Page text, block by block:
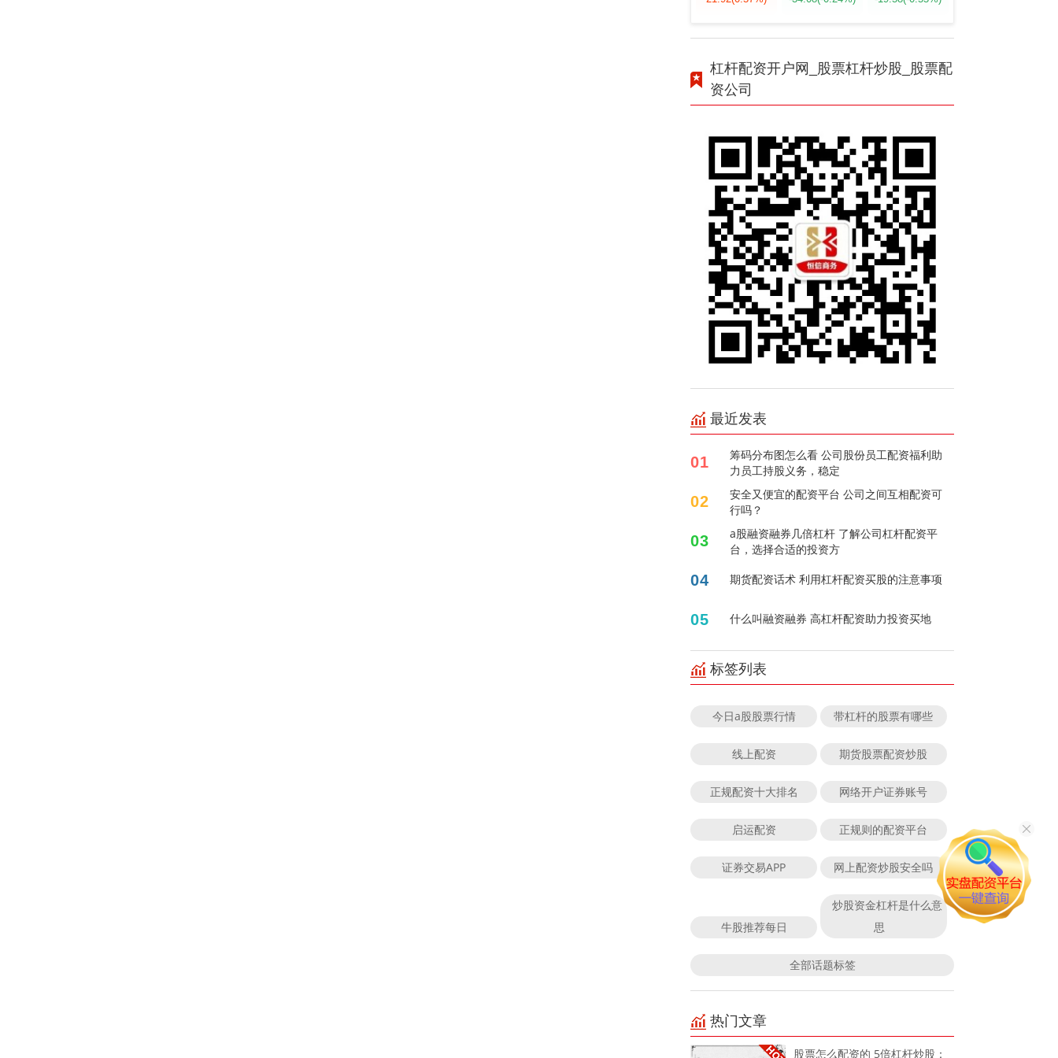
杠杆配资开户网_股票杠杆炒股_股票配
资公司
最近发表
01
筹码分布图怎么看 公司股份员工配资福利助
力员工持股义务，稳定
02
安全又便宜的配资平台 公司之间互相配资可
行吗？
03
a股融资融券几倍杠杆 了解公司杠杆配资平
台，选择合适的投资方
04 期货配资话术 利用杠杆配资买股的注意事项
05 什么叫融资融券 高杠杆配资助力投资买地
标签列表
今日a股股票行情 带杠杆的股票有哪些
线上配资 期货股票配资炒股
正规配资十大排名 网络开户证券账号
启运配资 正规则的配资平台
证券交易APP 网上配资炒股安全吗
牛股推荐每日
炒股资金杠杆是什么意
思
全部话题标签
热门文章
股票怎么配资的 5倍杠杆炒股：